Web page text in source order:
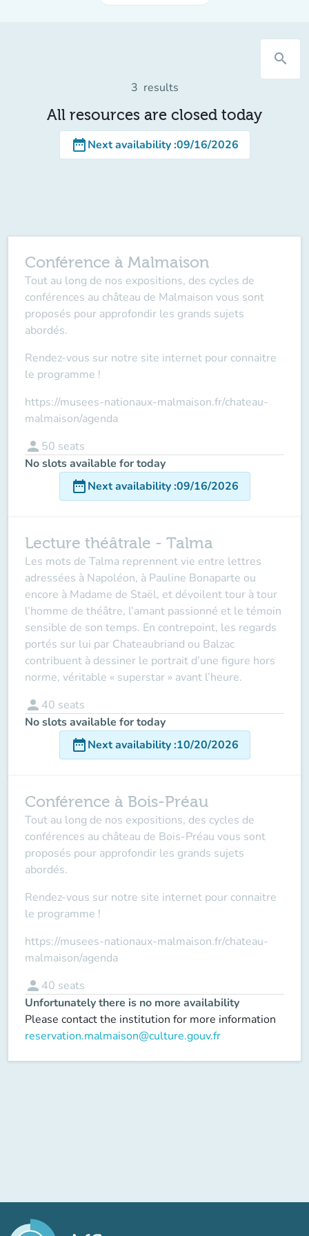
search
3 results
All resources are closed today
date_rangeNext availability:09/16/2026
Conférence à Malmaison
Tout au long de nos expositions, des cycles de
conférences au château de Malmaison vous sont
proposés pour approfondir les grands sujets
abordés.
Rendez-vous sur notre site internet pour connaitre
le programme !
https://musees-nationaux-malmaison.fr/chateau-
malmaison/agenda
person 50 seats
No slots available for today
date_rangeNext availability:09/16/2026
Lecture théâtrale - Talma
Les mots de Talma reprennent vie entre lettres
adressées à Napoléon, à Pauline Bonaparte ou
encore à Madame de Staël, et dévoilent tour à tour
l’homme de théâtre, l’amant passionné et le témoin
sensible de son temps. En contrepoint, les regards
portés sur lui par Chateaubriand ou Balzac
contribuent à dessiner le portrait d’une figure hors
norme, véritable « superstar » avant l’heure.
person 40 seats
No slots available for today
date_rangeNext availability:10/20/2026
Conférence à Bois-Préau
Tout au long de nos expositions, des cycles de
conférences au château de Bois-Préau vous sont
proposés pour approfondir les grands sujets
abordés.
Rendez-vous sur notre site internet pour connaitre
le programme !
https://musees-nationaux-malmaison.fr/chateau-
malmaison/agenda
person 40 seats
Unfortunately there is no more availability
Please contact the institution for more information
reservation.malmaison@culture.gouv.fr